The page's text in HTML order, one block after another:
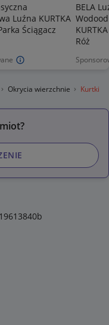
Luźna KURTKA
Ściągacz
BELA
Róż
Okrycia wierzchnie Kurtki